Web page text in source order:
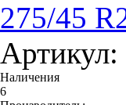
275/45
Артикул:
Наличения
6